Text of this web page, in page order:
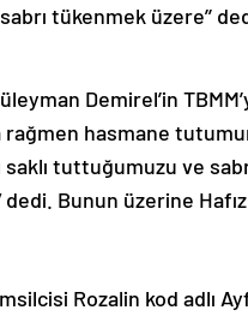
tükenmek üzere’’
Demirel’in
rağmen hasmane
saklı tuttuğumuzu ve
Bunun üzerine Hafız
Rozalin kod adlı